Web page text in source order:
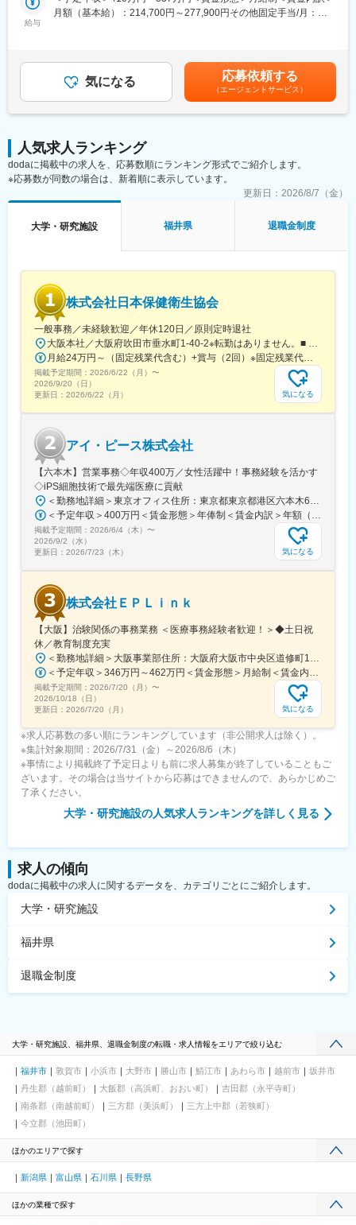
歳になるまで育児休業取得可能。育休所得者は平成29年12月現在
【CRCのやりがい】
CRCが集めている臨床データは、新薬の承認申請に欠かせない根
接聞けることもあります。患者様や医療機関から「ありがとう」
と感謝の言葉をいただけたときの喜びは、ひとしおです。
・治験の進捗状況の確認や患者様対応の予定などを、院内の治験
事務局に共有
・来院された患者様の診察や検査に同席し、治験が手順通りに行
われているか、患者様の状態変化が無いかを確認します。
・患者様の報告書作成
・医師との打ち合わせ
■基礎研修が充実：
入社後1か月は研修期間となります。ビジネスマナーやPCスキル
研修が入社後研修としてあり、PC慣れしていない方も安心してご
入社いただけます。
■配属後も丁寧なフォロー：
現場配属後は、OJTで独り立ちまでサポートその後も定期的なフ
ォローアップ研修や、専門性を高める継続研修、階層別研修など
様々な研修をご用意しています。
・ご自宅から1時間程度で通える施設をお任せする予定です。
・スーパーフレックスタイム制を導入しており、社員自身が業務
のスケジュールに合わせて始業、就業時間を決めることができま
す。
・5日間のリフレッシュ休暇制度や、時間単位で取得できる有給休
暇。
・産前産後休暇（妊娠中時短勤務あり）、子供が3歳になるまで取
得できる育児休業、
復帰後は短時間勤務制度の利用も可能。
変更の範囲：会社の定める業務
給与
月額（基本給）：214,700円～277,900円その他固定手当/月：
CRC手当・休日連絡対応手当■賞与：年2回（6月、12月）／昇
給：年1回（10月）※業績に応じ、決算賞与（秋季賞与）支給の場
合あり（10月）■時間外・休日出勤手当等の割増賃金は別途支給
賃金はあくまでも目安の金額であり、選考を通じて上下する可能
気になる 応募依頼する
（エージェントサービス）
人気求人ランキング
dodaに掲載中の求人を、応募数順にランキング形式でご紹介します。
※応募数が同数の場合は、新着順に表示しています。
更新日： 2026/8/7（金）
大学・研究施設 福井県 退職金制度
株式会社日本保健衛生協会
一般事務／未経験歓迎／年休120日／原則定時退社
掲載予定期間： 2026/6/22（月） 〜
2026/9/20（日）
更新日： 2026/6/22（月） 気になる
アイ・ピース株式会社
【六本木】営業事務◇年収400万／女性活躍中！事務経験を活かす
◇iPS細胞技術で最先端医療に貢献
掲載予定期間： 2026/6/4（木） 〜
2026/9/2（水）
更新日： 2026/7/23（木） 気になる
株式会社ＥＰＬｉｎｋ
【大阪】治験関係の事務業務 ＜医療事務経験者歓迎！＞◆土日祝
休／教育制度充実
掲載予定期間： 2026/7/20（月） 〜
2026/10/18（日）
更新日： 2026/7/20（月） 気になる
※求人応募数の多い順にランキングしています（非公開求人は除く）。
※集計対象期間：2026/7/31（金）～2026/8/6（木）
※事情により掲載終了予定日よりも前に求人募集が終了していることもご
ざいます。その場合は当サイトから応募はできませんので、あらかじめご
了承ください。
大学・研究施設の人気求人ランキングを詳しく見る
求人の傾向
dodaに掲載中の求人に関するデータを、カテゴリごとにご紹介します。
大学・研究施設
福井県
退職金制度
大学・研究施設、福井県、退職金制度の転職・求人情報をエリアで絞り込む
福井市 敦賀市 小浜市 大野市 勝山市 鯖江市 あわら市 越前市
坂井市
丹生郡（越前町）
大飯郡（高浜町、おおい町）
吉田郡（永平寺町）
南条郡（南越前町）
三方郡（美浜町）
三方上中郡（若狭町）
今立郡（池田町）
ほかのエリアで探す
新潟県 富山県 石川県 長野県
ほかの業種で探す